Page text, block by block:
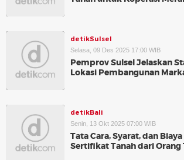
detikSulsel
Selasa, 09 Des 2025 17:00 WIB
Pemprov Sulsel Jelaskan
Lokasi Pembangunan
detikBali
Senin, 13 Okt 2025 07:00 WIB
Tata Cara, Syarat, dan
Sertifikat Tanah dari Orang